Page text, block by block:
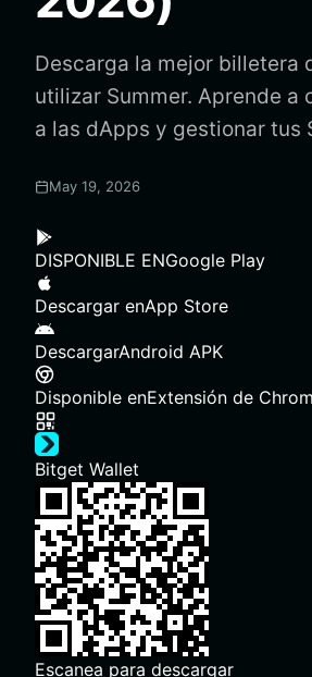
Descarga la mejor billetera
utilizar Summer. Aprende a
a las dApps y gestionar tus
May 19, 2026
DISPONIBLE ENGoogle Play
Descargar enApp Store
DescargarAndroid APK
Disponible enExtensión de
Bitget Wallet
Escanea para descargar